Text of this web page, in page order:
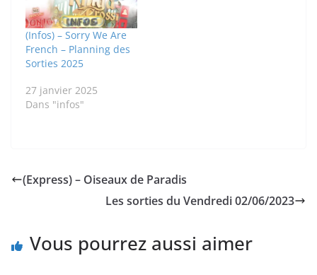
(Infos) – Sorry We Are
French – Planning des
Sorties 2025
27 janvier 2025
Dans "infos"
(Express) – Oiseaux de Paradis
Les sorties du Vendredi 02/06/2023
Vous pourrez aussi aimer